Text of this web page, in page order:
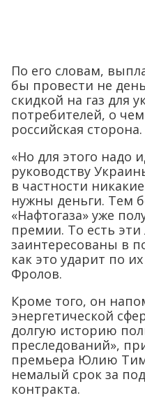
По его словам,
бы провести не
скидкой на газ для
потребителей, о
российская сторона.
«Но для этого надо
руководству
в частности
нужны деньги. Тем
«Нафтогаза» уже
премии. То есть
заинтересованы в
как это ударит по
Фролов.
Кроме того, он
энергетической
долгую историю
преследований»,
премьера Юлию
немалый срок за
контракта.